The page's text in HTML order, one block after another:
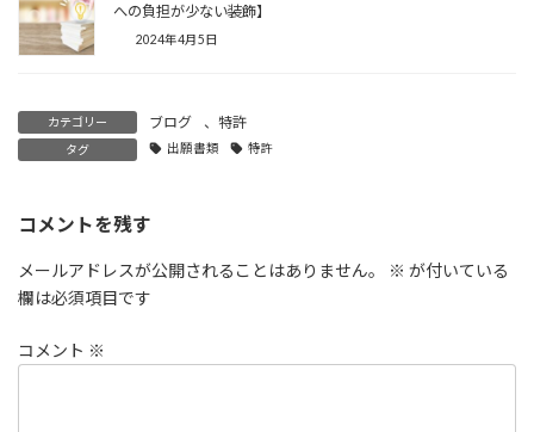
への負担が少ない装飾】
2024年4月5日
カテゴリー ブログ 、 特許
タグ 出願書類 特許
コメントを残す
メールアドレスが公開されることはありません。 ※ が付いている
欄は必須項目です
コメント ※